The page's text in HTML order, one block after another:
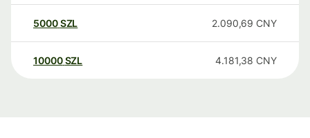
5000SZL 2.090,69 CNY
10000 SZL 4.181,38 CNY